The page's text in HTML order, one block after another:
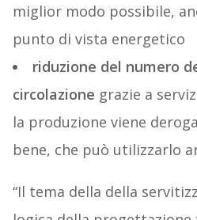
miglior modo possibile,
punto di vista energetico
riduzione del numero
circolazione grazie a
la produzione viene
bene, che può utilizzarlo
“Il tema della della